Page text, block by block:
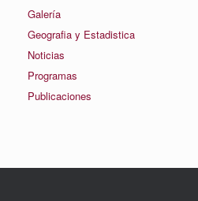
Galería
Geografia y Estadistica
Noticias
Programas
Publicaciones